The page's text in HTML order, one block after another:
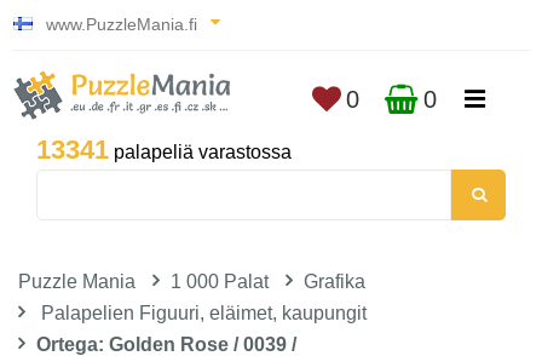
www.PuzzleMania.fi
13341 palapeliä varastossa
0 0
Puzzle Mania 1 000 Palat
Grafika
Palapelien Figuuri, eläimet, kaupungit
Ortega: Golden Rose / 0039 /